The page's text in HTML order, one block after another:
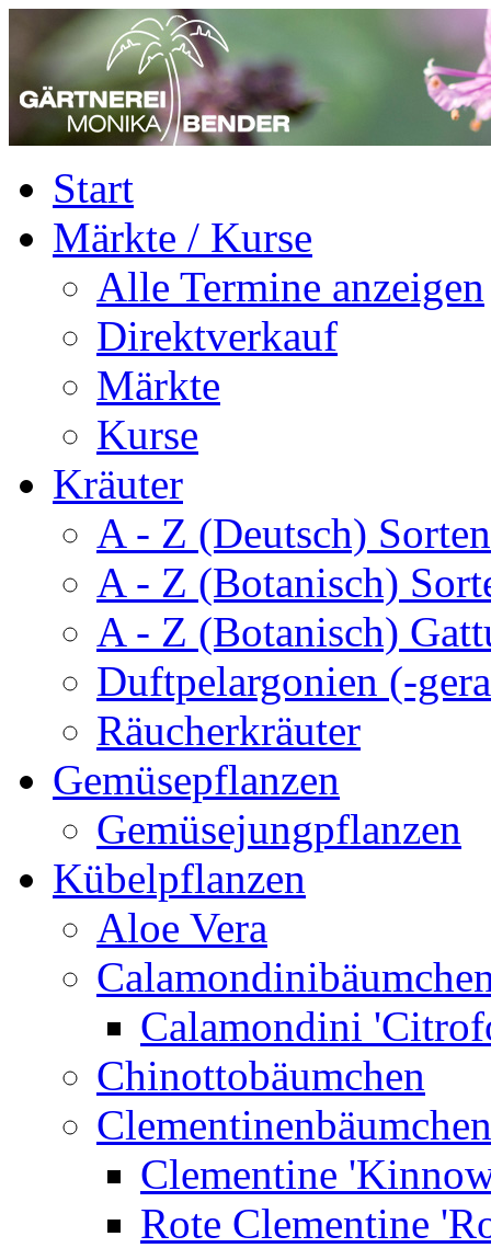
Start
Märkte / Kurse
Alle Termine anzeigen
Direktverkauf
Märkte
Kurse
Kräuter
A - Z (Deutsch)
A - Z (Botanisch)
A - Z (Botanisch)
Duftpelargonien (-
Räucherkräuter
Gemüsepflanzen
Gemüsejungpflanzen
Kübelpflanzen
Aloe Vera
Calamondini
Chinottobäumchen
Clementinenbäumchen
Clementine
Rote Clementine